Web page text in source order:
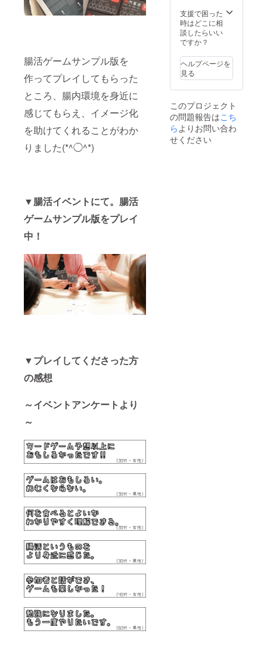
腸活ゲームサンプル版を
作ってプレイしてもらった
ところ、腸内環境を身近に
感じてもらえ、イメージ化
を助けてくれることがわか
りました(*^◯^*)
▼腸活イベントにて。腸活
ゲームサンプル版をプレイ
中！
▼プレイしてくださった方
の感想
～イベントアンケートより
～
ご購入
者様以
外はご
覧いた
とはで
きませ
ん。
※CAMP
システ
ム上同
じ金額
で申請
出来な
ん。
内の
み。海
外への
ご送付
望の方
は別途
ご相談
くださ
動画は
YouTub
eの限定
公開の
URLを
支援で困った
時はどこに相
談したらいい
ですか？
ヘルプページを
見る
このプロジェクト
の問題報告はこち
らよりお問い合わ
せください